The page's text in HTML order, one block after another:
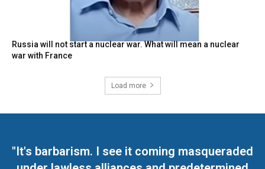
Russia will not start a nuclear war. What will mean a nuclear
war with France
Load more
"It's barbarism. I see it coming masqueraded